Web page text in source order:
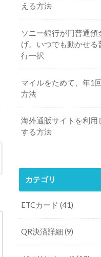
える方法
ソニー銀行が円普通
げ。いつでも動かせ
行一択
マイルをためて、年1
方法
海外通販サイトを利用
する方法
カテゴリ
ETCカード(41)
QR決済詳細(9)